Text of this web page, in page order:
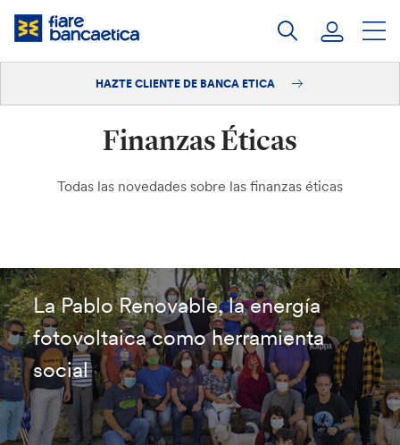
Saltar
HAZTE CLIENTE DE BANCA ETICA
Finanzas Éticas
Todas las novedades sobre las finanzas éticas
La Pablo Renovable, la energía
fotovoltaica como herramienta
social